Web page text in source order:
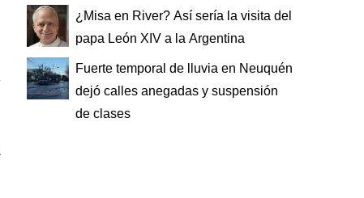
¿Misa en River? Así sería la visita del
papa León XIV a la Argentina
Fuerte temporal de lluvia en Neuquén
dejó calles anegadas y suspensión
de clases